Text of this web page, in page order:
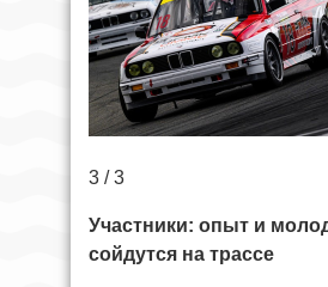
3 / 3
Участники: опыт и
сойдутся на трассе